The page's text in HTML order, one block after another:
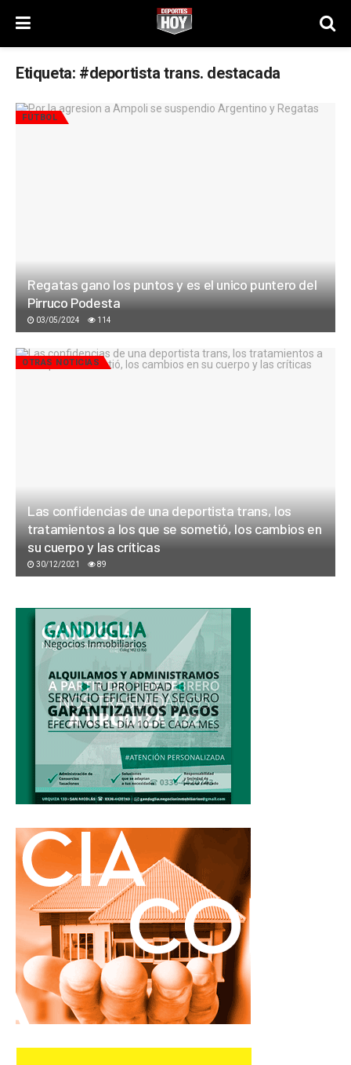
Etiqueta: #deportista trans. destacada
FÚTBOL
Regatas gano los puntos y es el unico puntero del
Pirruco Podesta
03/05/2024 114
OTRAS NOTICIAS
Las confidencias de una deportista trans, los
tratamientos a los que se sometió, los cambios en
su cuerpo y las críticas
30/12/2021 89